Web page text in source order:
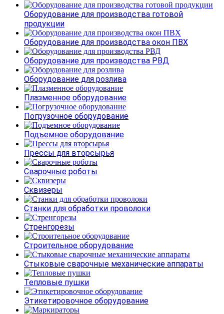
Оборудование для производства готовой
продукции
Оборудование для производства окон ПВХ
Оборудование для производства РВД
Оборудование для розлива
Плазменное оборудование
Погрузочное оборудование
Подъемное оборудование
Прессы для вторсырья
Сварочные роботы
Сквизеры
Станки для обработки проволоки
Стренгорезы
Строительное оборудование
Стыковые сварочные механические аппараты
Тепловые пушки
Этикетировочное оборудование